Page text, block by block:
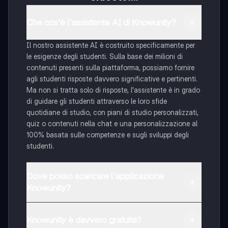
Il nostro assistente AI è costruito specificamente per
le esigenze degli studenti. Sulla base dei milioni di
contenuti presenti sulla piattaforma, possiamo fornire
agli studenti risposte davvero significative e pertinenti.
Ma non si tratta solo di risposte, l'assistente è in grado
di guidare gli studenti attraverso le loro sfide
quotidiane di studio, con piani di studio personalizzati,
quiz o contenuti nella chat e una personalizzazione al
100% basata sulle competenze e sugli sviluppi degli
studenti.